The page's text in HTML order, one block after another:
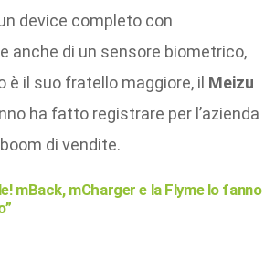
device completo con
anche di un sensore biometrico,
è il suo fratello maggiore, il Meizu
ha fatto registrare per l’azienda
di vendite.
mBack, mCharger e la Flyme lo fanno